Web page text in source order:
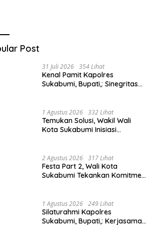
Post
31 Juli 2026 354 Lihat
Kenal Pamit Kapolres
Sukabumi, Bupati,: Sinegritas
1 Agustus 2026 332 Lihat
Temukan Solusi, Wakil Wali
Kota Sukabumi Inisiasi
2 Agustus 2026 317 Lihat
Festa Part 2, Wali Kota
Sukabumi Tekankan Komitmen
1 Agustus 2026 249 Lihat
Silaturahmi Kapolres
Sukabumi, Bupati,: Kerjasama